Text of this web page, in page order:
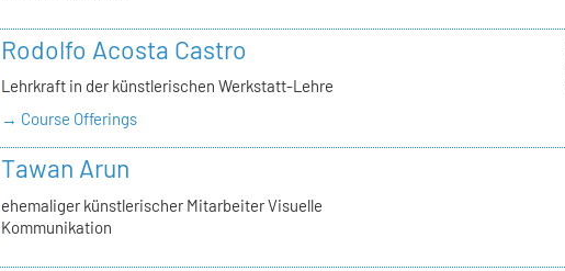
Rodolfo Acosta Castro
Lehrkraft in der künstlerischen Werkstatt-Lehre
→ Course Offerings
Tawan Arun
ehemaliger künstlerischer Mitarbeiter Visuelle
Kommunikation